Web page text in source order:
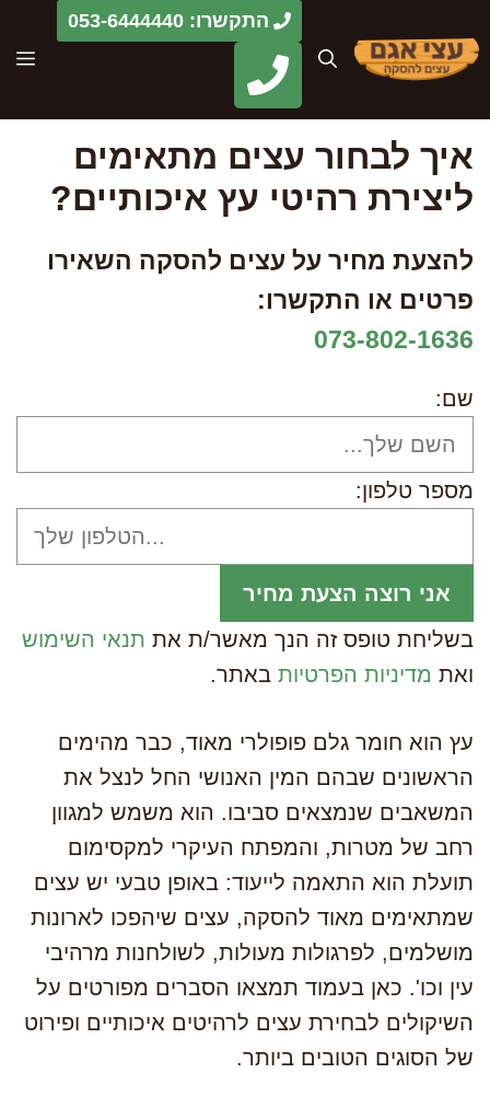
לתוכן
התקשרו: 053-6444440
איך לבחור עצים מתאימים
ליצירת רהיטי עץ איכותיים?
להצעת מחיר על עצים להסקה השאירו
פרטים או התקשרו:
073-802-1636
שם:
מספר טלפון:
בשליחת טופס זה הנך מאשר/ת את תנאי השימוש
ואת מדיניות הפרטיות באתר.
עץ הוא חומר גלם פופולרי מאוד, כבר מהימים
הראשונים שבהם המין האנושי החל לנצל את
המשאבים שנמצאים סביבו. הוא משמש למגוון
רחב של מטרות, והמפתח העיקרי למקסימום
תועלת הוא התאמה לייעוד: באופן טבעי יש עצים
שמתאימים מאוד להסקה, עצים שיהפכו לארונות
מושלמים, לפרגולות מעולות, לשולחנות מרהיבי
עין וכו'. כאן בעמוד תמצאו הסברים מפורטים על
השיקולים לבחירת עצים לרהיטים איכותיים ופירוט
של הסוגים הטובים ביותר.